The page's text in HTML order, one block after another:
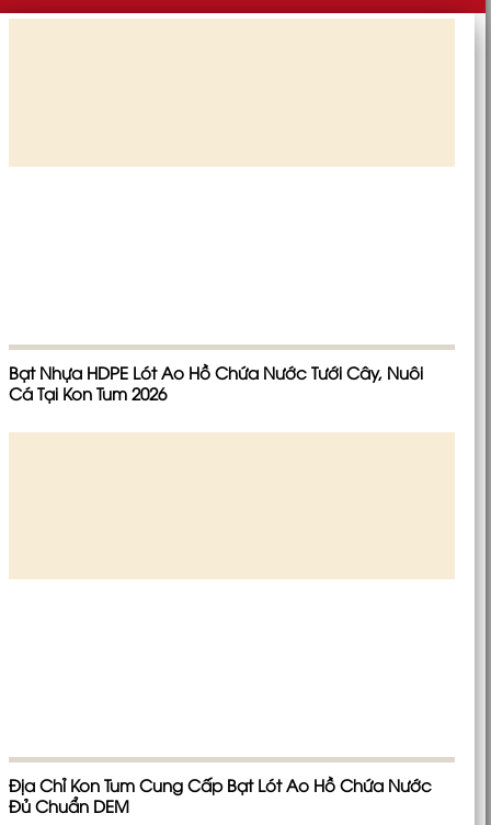
Bạt Nhựa HDPE Lót Ao Hồ Chứa Nước Tưới Cây, Nuôi
Cá Tại Kon Tum 2026
Địa Chỉ Kon Tum Cung Cấp Bạt Lót Ao Hồ Chứa Nước
Đủ Chuẩn DEM